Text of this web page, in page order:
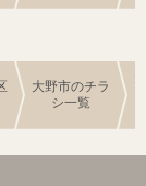
大野市のチラ
シ一覧